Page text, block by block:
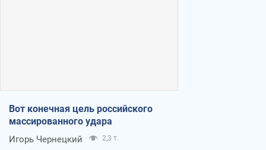
Вот конечная цель российского
массированного удара
Игорь Чернецкий 2,3 т.